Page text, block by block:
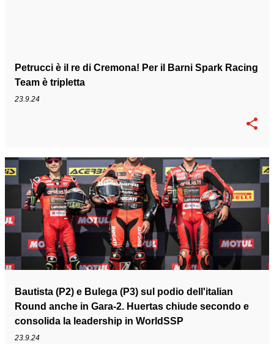
Petrucci è il re di Cremona! Per il Barni Spark Racing
Team è tripletta
23.9.24
Bautista (P2) e Bulega (P3) sul podio dell'italian
Round anche in Gara-2. Huertas chiude secondo e
consolida la leadership in WorldSSP
23.9.24